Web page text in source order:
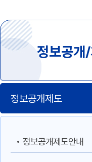
정보공개
정보공개제도
정보공개제도안내